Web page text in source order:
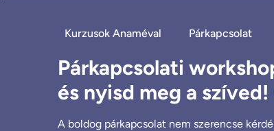
Kurzusok Anaméval Párkapcsolat
Párkapcsolati
és nyisd meg a
A boldog párkapcsolat nem szerencse